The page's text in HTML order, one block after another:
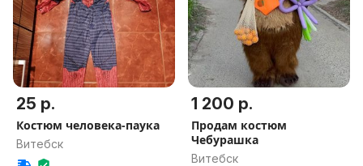
25 р.
Костюм человека-паука
Витебск
1 200 р.
Продам костюм
Чебурашка
Витебск